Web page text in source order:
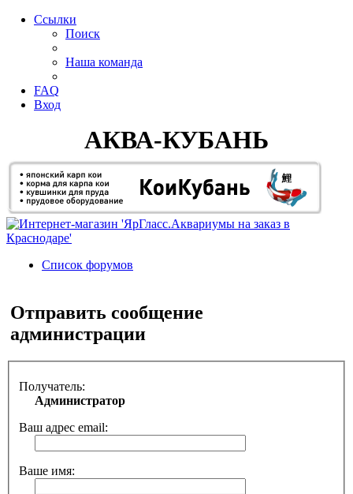
Ссылки
Поиск
Наша команда
FAQ
Вход
АКВА-КУБАНЬ
Список форумов
Отправить сообщение
администрации
Получатель:
Администратор
Ваш адрес email:
Ваше имя: